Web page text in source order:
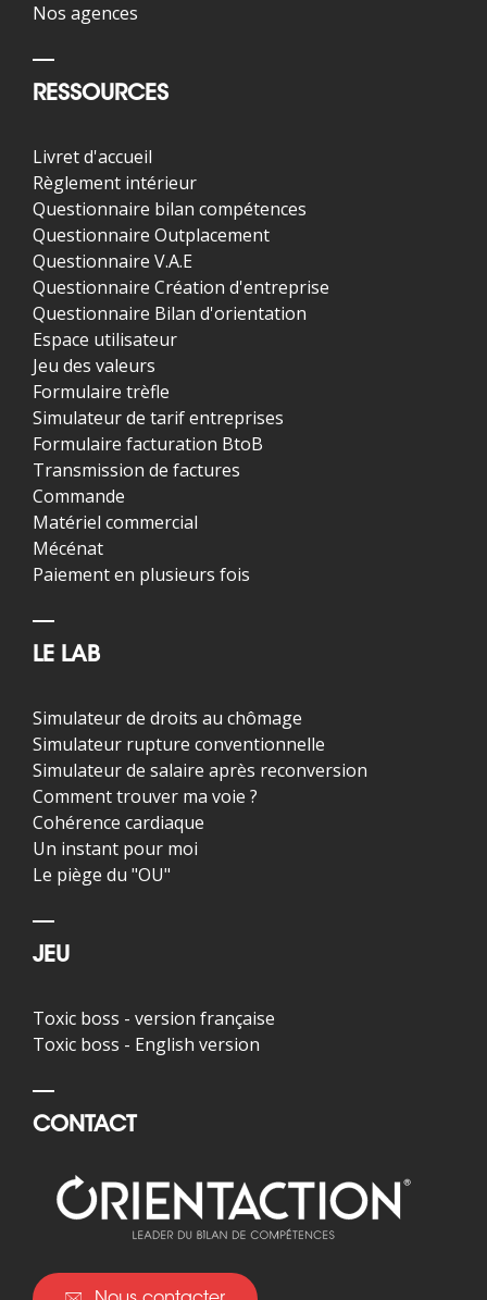
Nos agences
RESSOURCES
Livret d'accueil
Règlement intérieur
Questionnaire bilan compétences
Questionnaire Outplacement
Questionnaire V.A.E
Questionnaire Création d'entreprise
Questionnaire Bilan d'orientation
Espace utilisateur
Jeu des valeurs
Formulaire trèfle
Simulateur de tarif entreprises
Formulaire facturation BtoB
Transmission de factures
Commande
Matériel commercial
Mécénat
Paiement en plusieurs fois
LE LAB
Simulateur de droits au chômage
Simulateur rupture conventionnelle
Simulateur de salaire après reconversion
Comment trouver ma voie ?
Cohérence cardiaque
Un instant pour moi
Le piège du "OU"
JEU
Toxic boss - version française
Toxic boss - English version
CONTACT